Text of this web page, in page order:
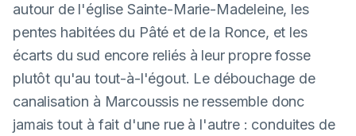
autour de l'église Sainte-Marie-Madeleine, les
pentes habitées du Pâté et de la Ronce, et les
écarts du sud encore reliés à leur propre fosse
plutôt qu'au tout-à-l'égout. Le débouchage de
canalisation à Marcoussis ne ressemble donc
jamais tout à fait d'une rue à l'autre : conduites de